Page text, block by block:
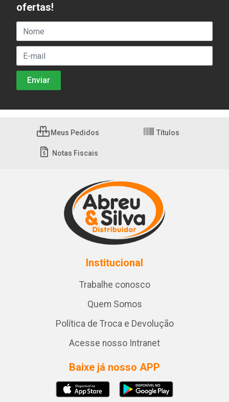
ofertas!
Meus Pedidos Títulos
Notas Fiscais
Institucional
Trabalhe conosco
Quem Somos
Política de Troca e Devolução
Acesse nosso Intranet
Baixe já nosso APP